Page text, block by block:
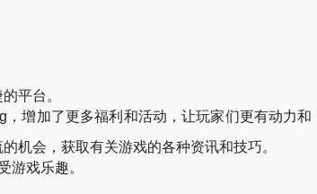
平台。
增加了更多福利和活动，让玩家们更有动力和
机会，获取有关游戏的各种资讯和技巧。
游戏乐趣。